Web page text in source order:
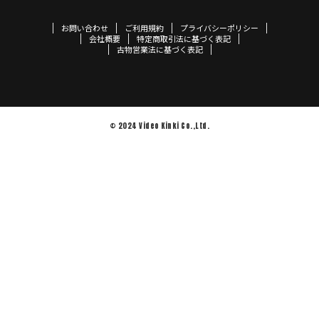
お問い合わせ ご利用規約
プライバシーポリシー
会社概要
特定商取引法に基づく表記
古物営業法に基づく表記
© 2024 Video Kinki Co.,Ltd.